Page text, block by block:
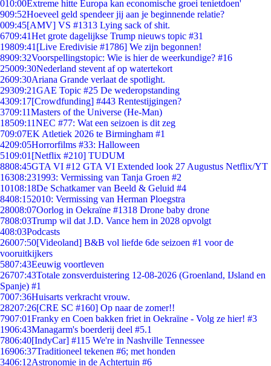
010:00Extreme hitte Europa kan economische groei tenietdoen'
909:52Hoeveel geld spendeer jij aan je beginnende relatie?
009:45[AMV] VS #1313 Lying sack of shit.
6709:41Het grote dagelijkse Trump nieuws topic #31
19809:41 [Live Eredivisie #1786] We zijn begonnen!
8909:32Voorspellingstopic: Wie is hier de weerkundige? #16
25009:30Nederland stevent af op watertekort
2609:30Ariana Grande verlaat de spotlight.
29309:21GAE Topic #25 De wederopstanding
4309:17[Crowdfunding] #443 Rentestijgingen?
3709:11Masters of the Universe (He-Man)
18509:11NEC #77: Wat een seizoen is dit zeg
709:07EK Atletiek 2026 te Birmingham #1
4209:05Horrorfilms #33: Halloween
5109:01 [Netflix #210] TUDUM
8808:45GTA VI #12 GTA VI Extended look 27 Augustus Netflix/YT
16308:231993: Vermissing van Tanja Groen #2
10108:18De Schatkamer van Beeld & Geluid #4
8408:152010: Vermissing van Herman Ploegstra
28008:07Oorlog in Oekraïne #1318 Drone baby drone
7808:03Trump wil dat J.D. Vance hem in 2028 opvolgt
408:03Podcasts
26007:50[Videoland] B&B vol liefde 6de seizoen #1 voor de
vooruitkijkers
5807:43Eeuwig voortleven
26707:43Totale zonsverduistering 12-08-2026 (Groenland, IJsland en
Spanje) #1
7007:36Huisarts verkracht vrouw.
28207:26[CRE SC #160] Op naar de zomer!!
7907:01Franky en Coen bakken friet in Oekraïne - Volg ze hier! #3
1906:43Managarm's boerderij deel #5.1
7806:40[IndyCar] #115 We're in Nashville Tennessee
16906:37Traditioneel tekenen #6; met honden
3406:12Astronomie in de Achtertuin #6